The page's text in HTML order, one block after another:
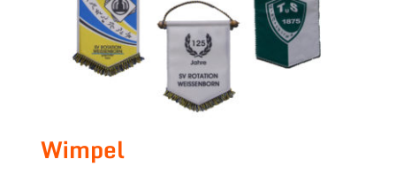
Wimpel